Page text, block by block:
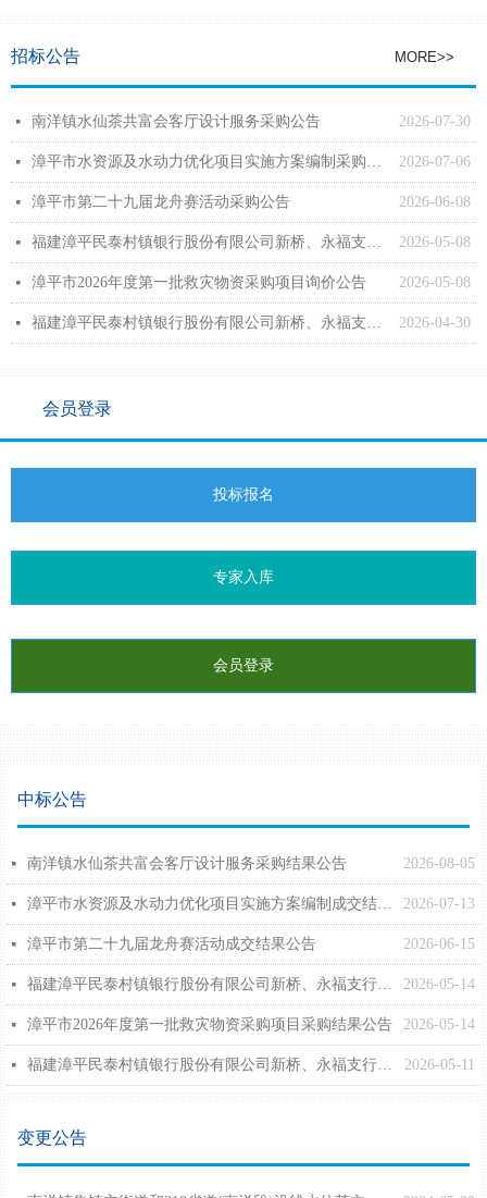
招标公告 MORE>>
2026-07-30
넷 南洋镇水仙茶共富会客厅设计服务采购公告
2026-07-06
넷 漳平市水资源及水动力优化项目实施方案编制采购公告
2026-06-08
넷 漳平市第二十九届龙舟赛活动采购公告
2026-05-08
넷 福建漳平民泰村镇银行股份有限公司新桥、永福支行-安全防范和网络系统采购公告
2026-05-08
넷 漳平市2026年度第一批救灾物资采购项目询价公告
2026-04-30
넷 福建漳平民泰村镇银行股份有限公司新桥、永福支行装修工程采购公告
会员登录
投标报名
专家入库
会员登录
中标公告
2026-08-05
넷 南洋镇水仙茶共富会客厅设计服务采购结果公告
2026-07-13
넷 漳平市水资源及水动力优化项目实施方案编制成交结果公告
2026-06-15
넷 漳平市第二十九届龙舟赛活动成交结果公告
2026-05-14
넷 福建漳平民泰村镇银行股份有限公司新桥、永福支行-安全防范和网络系统采购结果公告
2026-05-14
넷 漳平市2026年度第一批救灾物资采购项目采购结果公告
2026-05-11
넷 福建漳平民泰村镇银行股份有限公司新桥、永福支行装修工程成交结果公告
变更公告